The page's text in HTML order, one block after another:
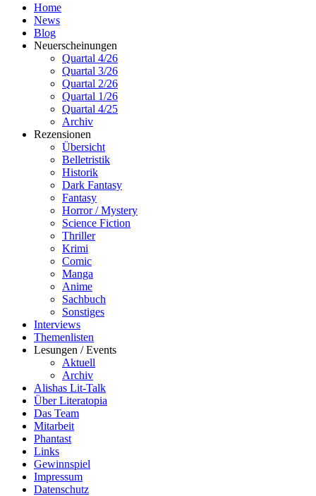
Home
News
Blog
Neuerscheinungen
Quartal 4/26
Quartal 3/26
Quartal 2/26
Quartal 1/26
Quartal 4/25
Archiv
Rezensionen
Übersicht
Belletristik
Historik
Dark Fantasy
Fantasy
Horror / Mystery
Science Fiction
Thriller
Krimi
Comic
Manga
Anime
Sachbuch
Sonstiges
Interviews
Themenlisten
Lesungen / Events
Aktuell
Archiv
Alishas Lit-Talk
Über Literatopia
Das Team
Mitarbeit
Phantast
Links
Gewinnspiel
Impressum
Datenschutz